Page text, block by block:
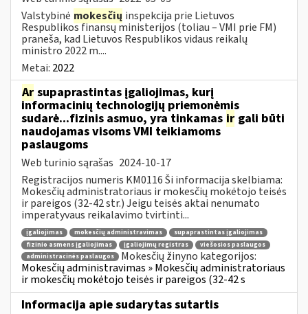
Valstybinė mokesčių inspekcija prie Lietuvos
Respublikos finansų ministerijos (toliau – VMI prie FM)
praneša, kad Lietuvos Respublikos vidaus reikalų
ministro 2022 m....
Metai: 2022
Ar supaprastintas įgaliojimas, kurį
informacinių technologijų priemonėmis
sudarė...fizinis asmuo, yra tinkamas ir gali būti
naudojamas visoms VMI teikiamoms
paslaugoms
Web turinio sąrašas 2024-10-17
Registracijos numeris KM0116 Ši informacija skelbiama:
Mokesčių administratoriaus ir mokesčių mokėtojo teisės
ir pareigos (32-42 str.) Jeigu teisės aktai nenumato
imperatyvaus reikalavimo tvirtinti...
įgaliojimas mokesčių administravimas
supaprastintas įgaliojimas
fizinio asmens įgaliojimas
įgaliojimų registras
viešosios paslaugos
administracinės paslaugos
Mokesčių žinyno kategorijos:
Mokesčių administravimas » Mokesčių administratoriaus
ir mokesčių mokėtojo teisės ir pareigos (32-42 s
Informacija apie sudarytas sutartis